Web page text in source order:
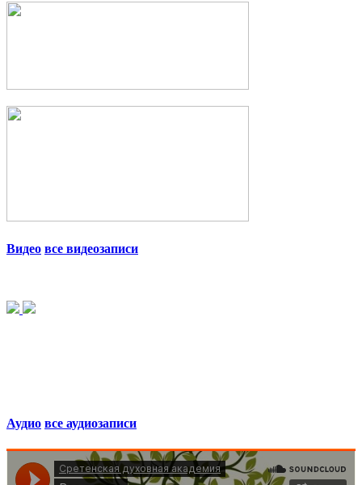
Видео все видеозаписи
Аудио все аудиозаписи